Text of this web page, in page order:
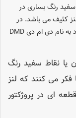
سفید رنگ بساری در
کثیف می باشد. در
صورتی که مشکل از قطعه ای در پروژکتور وجود دارد به نام دی ام دی DMD
یا نقاط سفید رنگ
می کنند که لنز
ای در پروژکتور